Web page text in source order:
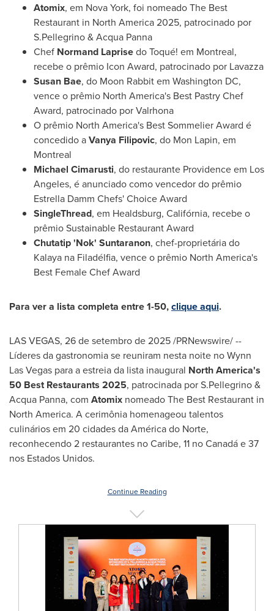
Atomix, em Nova York, foi nomeado The Best
Restaurant in North America2025, patrocinado por
S.Pellegrino &Acqua Panna
Chef Normand Laprisedo Toqué! em Montreal,
recebe o prêmio Icon Award, patrocinado por Lavazza
Susan Bae, do Moon Rabbit em Washington DC,
vence o prêmio North America's Best Pastry Chef
Award, patrocinado por Valrhona
O prêmio North America's Best Sommelier Award é
concedido aVanya Filipovic, do Mon Lapin, em
Montreal
Michael Cimarusti, do restaurante Providenceem Los
Angeles, é anunciado como vencedor do prêmio
Estrella Damm Chefs' Choice Award
SingleThread, em Healdsburg, Califórnia, recebe o
prêmio Sustainable Restaurant Award
Chutatip 'Nok' Suntaranon, chef-proprietária do
Kalaya na Filadélfia, vence o prêmio North America's
Best Female Chef Award
Para ver a lista completa entre 1-50,clique aqui.
LAS VEGAS, 26 de setembro de 2025/PRNewswire/ --
Líderes da gastronomia se reuniram nesta noite no Wynn
Las Vegas para a estreia da lista inaugural North America's
50 Best Restaurants 2025, patrocinada por S.Pellegrino &
Acqua Panna, com Atomix nomeado The Best Restaurant in
North America. A cerimônia homenageou talentos
culinários em 20 cidades da América do Norte,
reconhecendo 2 restaurantes no Caribe, 11 no Canadá e 37
nos Estados Unidos.
Continue Reading